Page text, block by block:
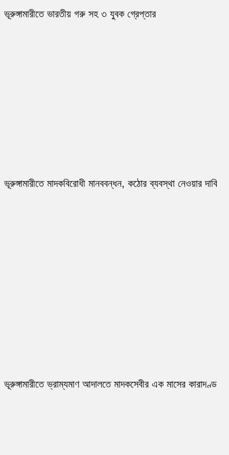
ভূরুঙ্গামারীতে ভারতীয় গরু সহ ৩ যুবক গ্রেপ্তার
ভূরুঙ্গামারীতে মাদকবিরোধী মানববন্ধন, কঠোর ব্যবস্থা নেওয়ার দাবি
ভূরুঙ্গামারীতে ভ্রাম্যমাণ আদালতে মাদকসেবীর এক মাসের কারাদণ্ড